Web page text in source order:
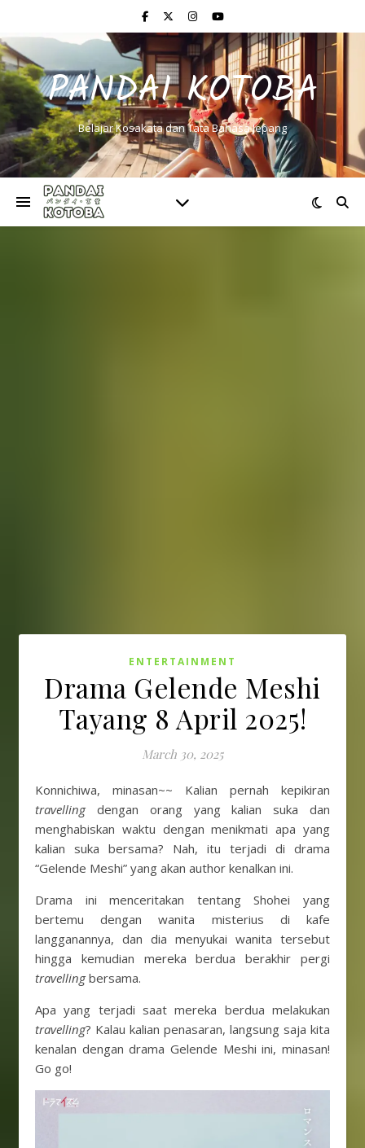
PANDAI KOTOBA
Belajar Kosakata dan Tata Bahasa Jepang
ENTERTAINMENT
Drama Gelende Meshi
Tayang 8 April 2025!
March 30, 2025
Konnichiwa, minasan~~ Kalian pernah kepikiran
travellingdengan orang yang kalian suka dan
menghabiskan waktu dengan menikmati apa yang
kalian suka bersama? Nah, itu terjadi di drama
“Gelende Meshi” yang akan author kenalkan ini.
Drama ini menceritakan tentang Shohei yang
bertemu dengan wanita misterius di kafe
langganannya, dan dia menyukai wanita tersebut
hingga kemudian mereka berdua berakhir pergi
travellingbersama.
Apa yang terjadi saat mereka berdua melakukan
travelling? Kalau kalian penasaran, langsung saja kita
kenalan dengan drama Gelende Meshi ini, minasan!
Go go!